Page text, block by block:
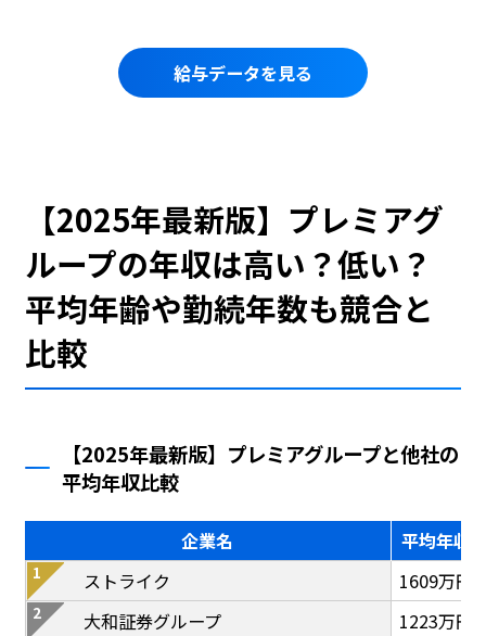
給与データを見る
【2025年最新版】プレミアグ
ループの年収は高い？低い？
平均年齢や勤続年数も競合と
比較
【2025年最新版】プレミアグループと他社の
平均年収比較
企業名
平均年収
ストライク
1609万円
大和証券グループ
1223万円